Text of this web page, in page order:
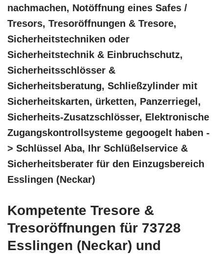
nachmachen, Notöffnung eines Safes /
Tresors, Tresoröffnungen & Tresore,
Sicherheitstechniken oder
Sicherheitstechnik & Einbruchschutz,
Sicherheitsschlösser &
Sicherheitsberatung, Schließzylinder mit
Sicherheitskarten, ürketten, Panzerriegel,
Sicherheits-Zusatzschlösser, Elektronische
Zugangskontrollsysteme gegoogelt haben -
> Schlüssel Aba, Ihr Schlüßelservice &
Sicherheitsberater für den Einzugsbereich
Esslingen (Neckar)
Kompetente Tresore &
Tresoröffnungen für 73728
Esslingen (Neckar) und